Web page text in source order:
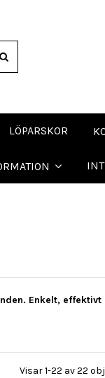
LÖPARSKOR
Enkelt,
Visar 1-22 av 22